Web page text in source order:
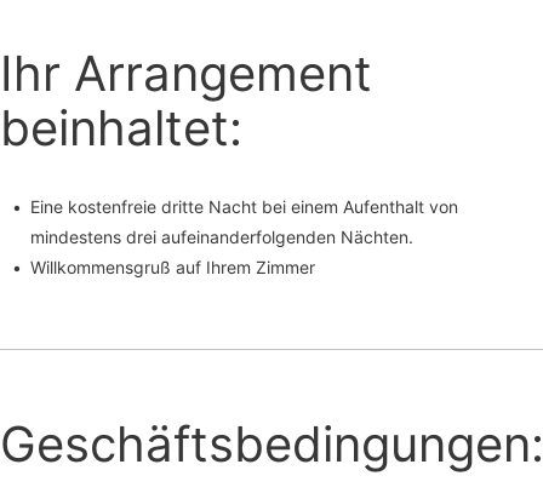
Ihr Arrangement
beinhaltet:
Eine kostenfreie dritte Nacht bei einem Aufenthalt von
mindestens drei aufeinanderfolgenden Nächten.
Willkommensgruß auf Ihrem Zimmer
Geschäftsbedingungen: